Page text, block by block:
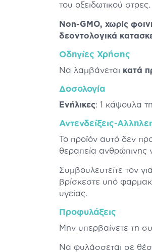
του οξειδωτικού στρες.
Non-GMO, χωρίς
δεοντολογικά
Οδηγίες Χρήσης
Να λαμβάνεται κατά
Δοσολογία
Ενήλικες: 1 κάψουλα
Αντενδείξεις-
Το προϊόν αυτό δεν
θεραπεία ανθρώπινης
Συμβουλευτείτε τον
βρίσκεστε υπό
υγείας.
Προφυλάξεις
Μην υπερβαίνετε τη
Να φυλάσσεται σε